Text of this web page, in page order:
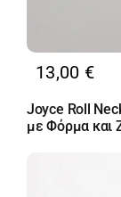
13,00 €
Joyce Roll
με Φόρμα και